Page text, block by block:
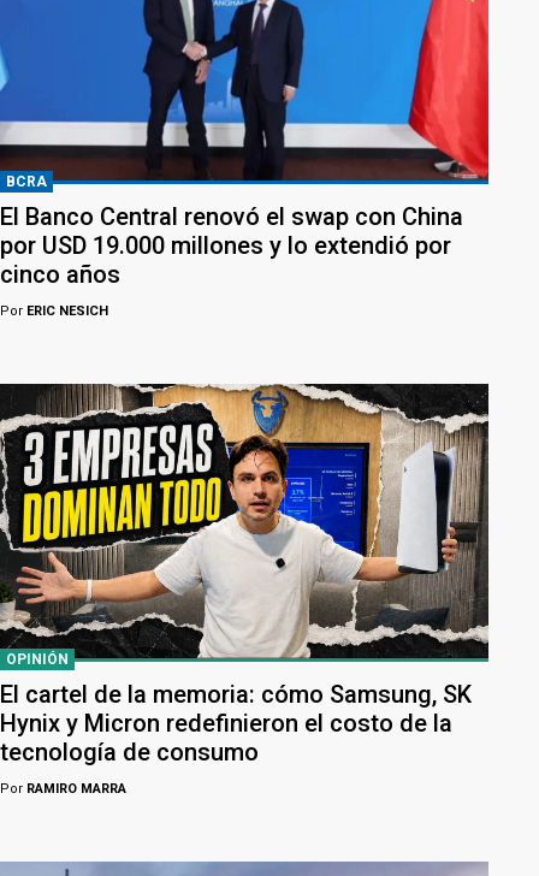
BCRA
El Banco Central renovó el swap con China
por USD 19.000 millones y lo extendió por
cinco años
Por ERIC NESICH
OPINIÓN
El cartel de la memoria: cómo Samsung, SK
Hynix y Micron redefinieron el costo de la
tecnología de consumo
Por RAMIRO MARRA